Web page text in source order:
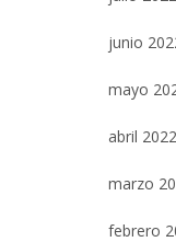
junio
mayo
abril 2022
marzo
febrero